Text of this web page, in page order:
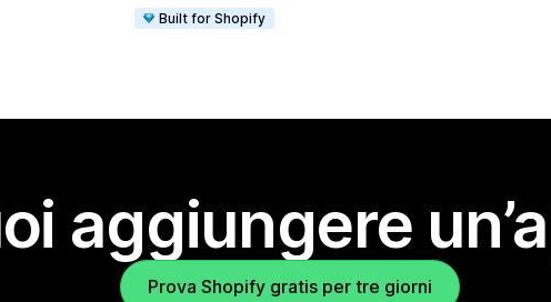
Built for Shopify
aggiungere
Prova Shopify gratis per tre giorni